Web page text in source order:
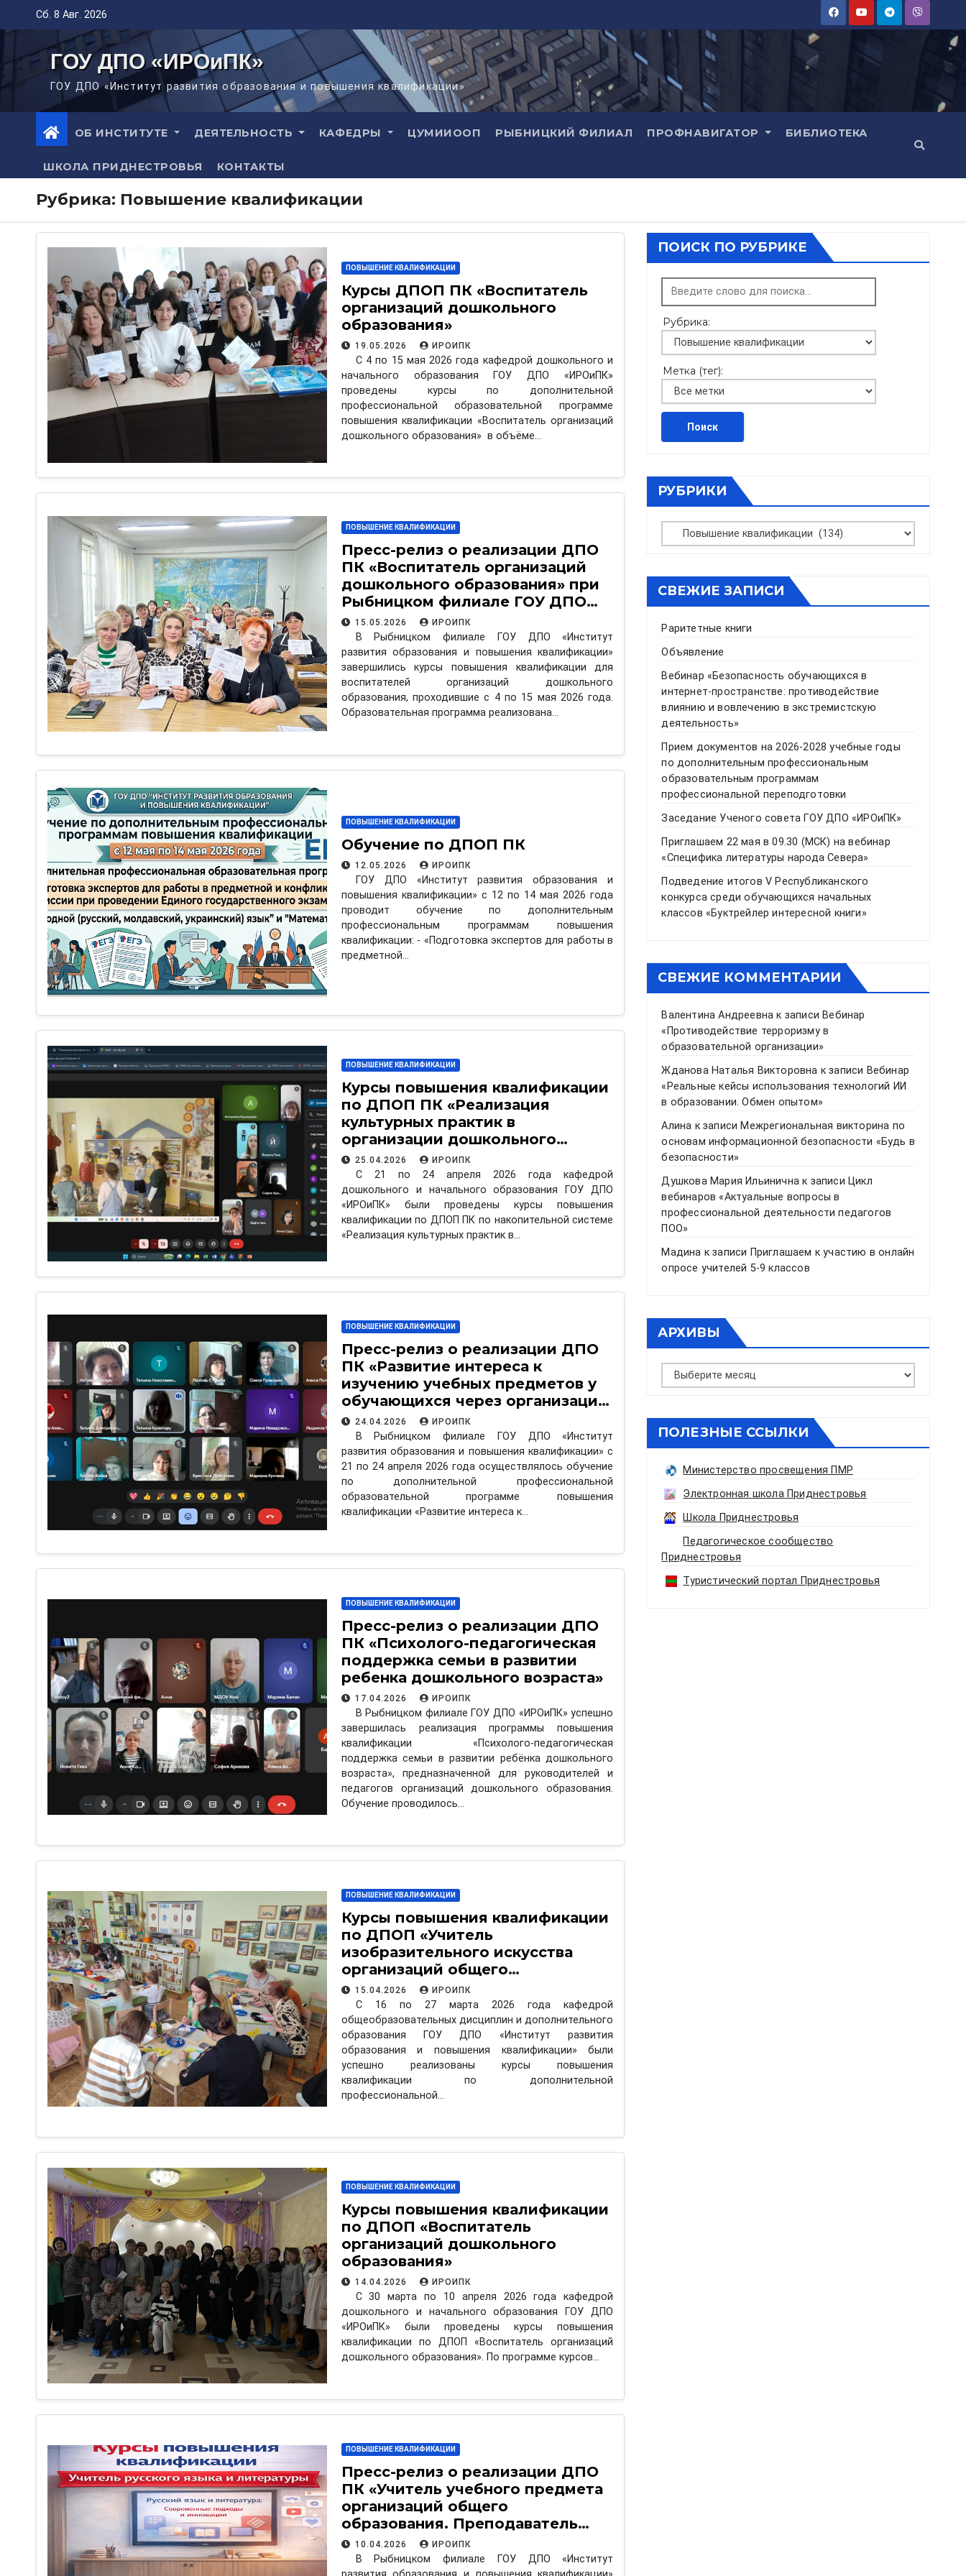
содержимому
Сб. 8 Авг. 2026
ГОУ ДПО «ИРОиПК»
ГОУ ДПО «Институт развития образования и повышения квалификации»
ОБ ИНСТИТУТЕ ДЕЯТЕЛЬНОСТЬ КАФЕДРЫ ЦУМИИООП РЫБНИЦКИЙ ФИЛИАЛ ПРОФНАВИГАТОР БИБЛИОТЕКА
ШКОЛА ПРИДНЕСТРОВЬЯ КОНТАКТЫ
Рубрика: Повышение квалификации
ПОВЫШЕНИЕ КВАЛИФИКАЦИИ
Курсы ДПОП ПК «Воспитатель
организаций дошкольного
образования»
19.05.2026 ИРОИПК
С 4 по 15 мая 2026 года кафедрой дошкольного и
начального образования ГОУ ДПО «ИРОиПК»
проведены курсы по дополнительной
профессиональной образовательной программе
повышения квалификации «Воспитатель организаций
дошкольного образования» в объёме…
ПОВЫШЕНИЕ КВАЛИФИКАЦИИ
Пресс-релиз о реализации ДПО
ПК «Воспитатель организаций
дошкольного образования» при
Рыбницком филиале ГОУ ДПО
«ИРОиПК
15.05.2026 ИРОИПК
В Рыбницком филиале ГОУ ДПО «Институт
развития образования и повышения квалификации»
завершились курсы повышения квалификации для
воспитателей организаций дошкольного
образования, проходившие с 4 по 15 мая 2026 года.
Образовательная программа реализована…
ПОВЫШЕНИЕ КВАЛИФИКАЦИИ
Обучение по ДПОП ПК
12.05.2026 ИРОИПК
ГОУ ДПО «Институт развития образования и
повышения квалификации» с 12 по 14 мая 2026 года
проводит обучение по дополнительным
профессиональным программам повышения
квалификации: - «Подготовка экспертов для работы в
предметной…
ПОВЫШЕНИЕ КВАЛИФИКАЦИИ
Курсы повышения квалификации
по ДПОП ПК «Реализация
культурных практик в
организации дошкольного
образования»
25.04.2026 ИРОИПК
С 21 по 24 апреля 2026 года кафедрой
дошкольного и начального образования ГОУ ДПО
«ИРОиПК» были проведены курсы повышения
квалификации по ДПОП ПК по накопительной системе
«Реализация культурных практик в…
ПОВЫШЕНИЕ КВАЛИФИКАЦИИ
Пресс-релиз о реализации ДПО
ПК «Развитие интереса к
изучению учебных предметов у
обучающихся через организацию
педагогических условий»
24.04.2026 ИРОИПК
В Рыбницком филиале ГОУ ДПО «Институт
развития образования и повышения квалификации» с
21 по 24 апреля 2026 года осуществлялось обучение
по дополнительной профессиональной
образовательной программе повышения
квалификации «Развитие интереса к…
ПОВЫШЕНИЕ КВАЛИФИКАЦИИ
Пресс-релиз о реализации ДПО
ПК «Психолого-педагогическая
поддержка семьи в развитии
ребенка дошкольного возраста»
17.04.2026 ИРОИПК
В Рыбницком филиале ГОУ ДПО «ИРОиПК» успешно
завершилась реализация программы повышения
квалификации «Психолого-педагогическая
поддержка семьи в развитии ребёнка дошкольного
возраста», предназначенной для руководителей и
педагогов организаций дошкольного образования.
Обучение проводилось…
ПОВЫШЕНИЕ КВАЛИФИКАЦИИ
Курсы повышения квалификации
по ДПОП «Учитель
изобразительного искусства
организаций общего
образования. Воспитатель-
методист по изобразительной
деятельности организаций
дошкольного образования»
15.04.2026 ИРОИПК
С 16 по 27 марта 2026 года кафедрой
общеобразовательных дисциплин и дополнительного
образования ГОУ ДПО «Институт развития
образования и повышения квалификации» были
успешно реализованы курсы повышения
квалификации по дополнительной
профессиональной…
ПОВЫШЕНИЕ КВАЛИФИКАЦИИ
Курсы повышения квалификации
по ДПОП «Воспитатель
организаций дошкольного
образования»
14.04.2026 ИРОИПК
С 30 марта по 10 апреля 2026 года кафедрой
дошкольного и начального образования ГОУ ДПО
«ИРОиПК» были проведены курсы повышения
квалификации по ДПОП «Воспитатель организаций
дошкольного образования». По программе курсов…
ПОВЫШЕНИЕ КВАЛИФИКАЦИИ
Пресс-релиз о реализации ДПО
ПК «Учитель учебного предмета
организаций общего
образования. Преподаватель
общеобразовательной
дисциплины организаций
10.04.2026 ИРОИПК
В Рыбницком филиале ГОУ ДПО «Институт
ПОИСК ПО РУБРИКЕ
Рубрика:
Метка (тег):
РУБРИКИ
Рубрики
СВЕЖИЕ ЗАПИСИ
Раритетные книги
Объявление
Вебинар «Безопасность обучающихся в
интернет-пространстве: противодействие
влиянию и вовлечению в экстремистскую
деятельность»
Прием документов на 2026-2028 учебные годы
по дополнительным профессиональным
образовательным программам
профессиональной переподготовки
Заседание Ученого совета ГОУ ДПО «ИРОиПК»
Приглашаем 22 мая в 09.30 (МСК) на вебинар
«Специфика литературы народа Севера»
Подведение итогов V Республиканского
конкурса среди обучающихся начальных
классов «Буктрейлер интересной книги»
СВЕЖИЕ КОММЕНТАРИИ
Валентина Андреевна к записи Вебинар
«Противодействие терроризму в
образовательной организации»
Жданова Наталья Викторовна к записи Вебинар
«Реальные кейсы использования технологий ИИ
в образовании. Обмен опытом»
Алина к записи Межрегиональная викторина по
основам информационной безопасности «Будь в
безопасности»
Душкова Мария Ильиничнак записи Цикл
вебинаров «Актуальные вопросы в
профессиональной деятельности педагогов
ПОО»
Мадина к записи Приглашаем к участию в онлайн
опросе учителей 5-9 классов
АРХИВЫ
Архивы
ПОЛЕЗНЫЕ ССЫЛКИ
Министерство просвещения ПМР
Электронная школа Приднестровья
Школа Приднестровья
Педагогическое сообщество
Приднестровья
Туристический портал Приднестровья